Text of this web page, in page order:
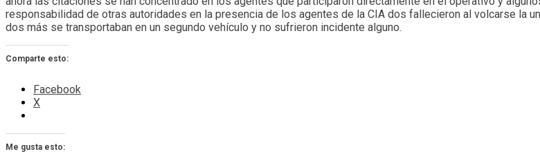
responsabilidad de otras autoridades en la presencia de los agentes de la CIA dos fallecieron al volcarse la
dos más se transportaban en un segundo vehículo y no sufrieron incidente alguno.
Comparte esto:
Facebook
X
Me gusta esto: